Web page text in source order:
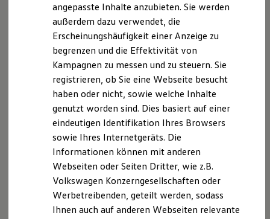
XTL-Dieselkraftstoff
Ersatzteile und Betriebsflüssigkeiten
Original Zubehör und Lifestyle Produkte
myVolkswagen
myVolkswagen Business
Elektrisch & Autonom
Elektro - & Hybridfahrzeuge
Unser Ansatz
Klimafreundlicher Strom
Reichweite & Ladelösungen
Reichweitensimulator
Ladezeitensimulator
Ladelösungen für Privatkunden
Ladelösungen für Gewerbekunden
Wallbox und Ladekabel
Förderung & Kosten der Elektrofahrzeuge
Fördermöglichkeiten für Privatkunden
Fördermöglichkeiten für Gewerbekunden
angepasste Inhalte anzubieten. Sie werden
außerdem dazu verwendet, die
Erscheinungshäufigkeit einer Anzeige zu
begrenzen und die Effektivität von
Kampagnen zu messen und zu steuern. Sie
registrieren, ob Sie eine Webseite besucht
haben oder nicht, sowie welche Inhalte
genutzt worden sind. Dies basiert auf einer
eindeutigen Identifikation Ihres Browsers
sowie Ihres Internetgeräts. Die
Informationen können mit anderen
Webseiten oder Seiten Dritter, wie z.B.
Volkswagen Konzerngesellschaften oder
Werbetreibenden, geteilt werden, sodass
Ihnen auch auf anderen Webseiten relevante